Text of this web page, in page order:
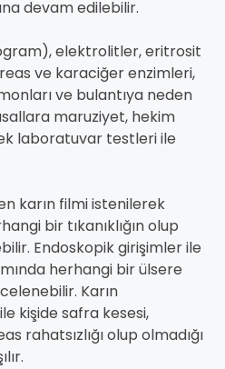
devam edilebilir.
elektrolitler, eritrosit
ve karaciğer enzimleri,
ve bulantıya neden
maruziyet, hekim
laboratuvar testleri ile
karın filmi istenilerek
bir tıkanıklığın olup
Endoskopik girişimler ile
herhangi bir ülsere
Karın
kişide safra kesesi,
rahatsızlığı olup olmadığı